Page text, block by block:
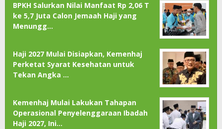
BPKH Salurkan Nilai Manfaat Rp 2,06 T
ke 5,7 Juta Calon Jemaah Haji yang
Menungg…
Haji 2027 Mulai Disiapkan, Kemenhaj
Perketat Syarat Kesehatan untuk
Tekan Angka …
Kemenhaj Mulai Lakukan Tahapan
Operasional Penyelenggaraan Ibadah
Haji 2027, Ini…